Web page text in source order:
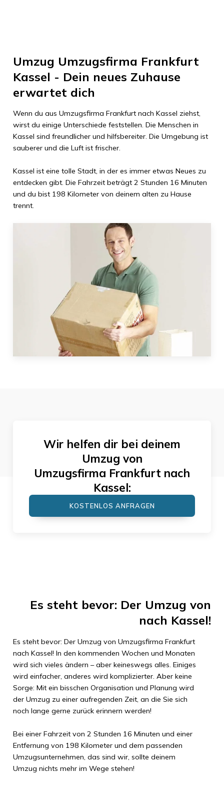
Umzug Umzugsfirma Frankfurt
Kassel - Dein neues Zuhause
erwartet dich
Wenn du aus Umzugsfirma Frankfurtnach Kassel ziehst,
wirst du einige Unterschiede feststellen. Die Menschen in
Kassel sind freundlicher und hilfsbereiter. Die Umgebung ist
sauberer und die Luft ist frischer.
Kassel ist eine tolle Stadt, in der es immer etwas Neues zu
entdecken gibt. Die Fahrzeit beträgt 2 Stunden 16 Minuten
und du bist 198 Kilometervon deinem alten zu Hause
trennt.
Wir helfen dir bei deinem
Umzug von
Umzugsfirma Frankfurt nach
Kassel:
KOSTENLOS ANFRAGEN
Es steht bevor: Der Umzug von
nach Kassel!
Es steht bevor: Der Umzug von Umzugsfirma Frankfurt
nach Kassel! In den kommenden Wochen und Monaten
wird sich vieles ändern – aber keineswegs alles. Einiges
wird einfacher, anderes wird komplizierter. Aber keine
Sorge: Mit ein bisschen Organisation und Planung wird
der Umzug zu einer aufregenden Zeit, an die Sie sich
noch lange gerne zurück erinnern werden!
Bei einer Fahrzeit von 2 Stunden 16 Minuten und einer
Entfernung von 198 Kilometerund dem passenden
Umzugsunternehmen, das sind wir, sollte deinem
Umzug nichts mehr im Wege stehen!